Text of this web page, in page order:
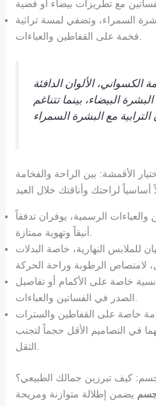
السمراء، وتضفي لمسة تراثية
الكسواني، الألوان الدافئة
البيضاء، بينما تتناغم
والعباءات الرسمية، يوفران تدفقاً
للملابس النهارية، خاصة البدلات
خاصة على الأكمام أو تفاصيل
خاصة على القفاطين والسترات
في التصاميم الأقل حجماً لتجنب